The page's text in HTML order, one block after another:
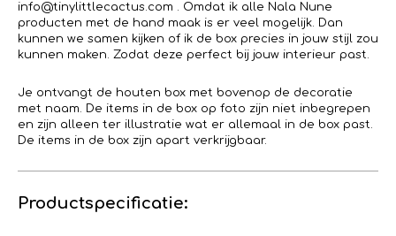
info@tinylittlecactus.com . Omdat ik alle Nala Nune
producten met de hand maak is er veel mogelijk. Dan
kunnen we samen kijken of ik de box precies in jouw stijl zou
kunnen maken. Zodat deze perfect bij jouw interieur past.
Je ontvangt de houten box met bovenop de decoratie
met naam. De items in de box op foto zijn niet inbegrepen
en zijn alleen ter illustratie wat er allemaal in de box past.
De items in de box zijn apart verkrijgbaar.
Productspecificatie: